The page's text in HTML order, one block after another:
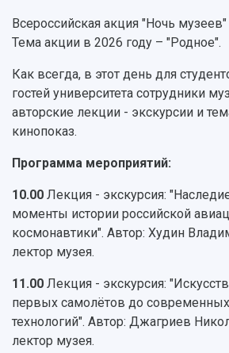
Рейтинги
Наблюдательный совет
Попечительский совет
Ученый совет
Ректорат
Кадровый резерв
Персоналии
Сотрудники и преподаватели
Заслуженные деятели
Структура университета
Институты и факультеты
Кафедры
Научные подразделения
Объявления
События
СМИ об университете
Пресс-центр
Газета "Полет"
Газета "Самарский
Мультимедиа
Подкасты
Просветительский проект
Бакалавриат и специалитет
Магистратура
Формы обучения
Учебные планы
Дополнительное образование
Институты и факультеты
Образовательные
Профессорско-
Расписание занятий
Стипендии
Тестирование иностранных
знание русского языка,
основ законодательства РФ
Диссертационные советы
Подготовка научных кадров
Конкурс на замещение
работников
Научно-технический совет
Научные проекты и темы
Аспирантура и докторантура
Справочные материалы
Научная инфраструктура
Научно-исследовательские
Структурная схема
исследовательской
Материальная база
Подразделения научного
Всероссийская акция "Ночь
Тема акции в 2026 году – "Родное".
Как всегда, в этот день для
гостей университета сотрудники
авторские лекции - экскурсии и
кинопоказ.
Программа мероприятий:
10.00 Лекция - экскурсия:
моменты истории российской
космонавтики". Автор: Худин
лектор музея.
11.00 Лекция - экскурсия:
первых самолётов до
технологий". Автор: Джагриев
лектор музея.